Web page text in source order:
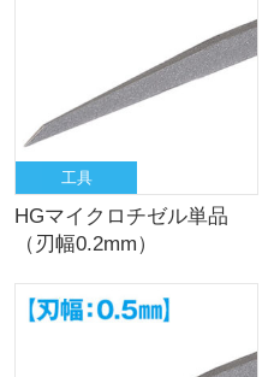
工具
HGマイクロチゼル単品
（刃幅0.2mm）